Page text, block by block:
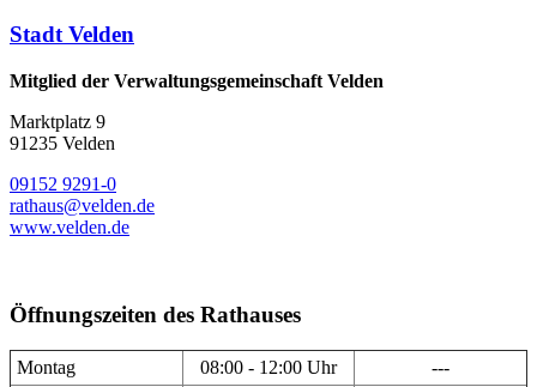
Stadt Velden
Mitglied der Verwaltungsgemeinschaft Velden
Marktplatz 9
91235 Velden
09152 9291-0
rathaus@velden.de
www.velden.de
Öffnungszeiten des Rathauses
Montag 08:00 - 12:00 Uhr
---